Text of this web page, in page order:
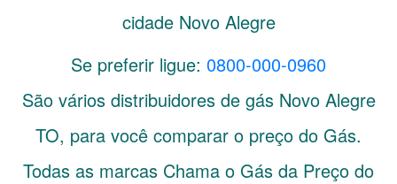
cidade Novo Alegre
Se preferir ligue: 0800-000-0960
São vários distribuidores de gás Novo Alegre
TO, para você comparar o preço do Gás.
Todas as marcas Chama o Gás da Preço do